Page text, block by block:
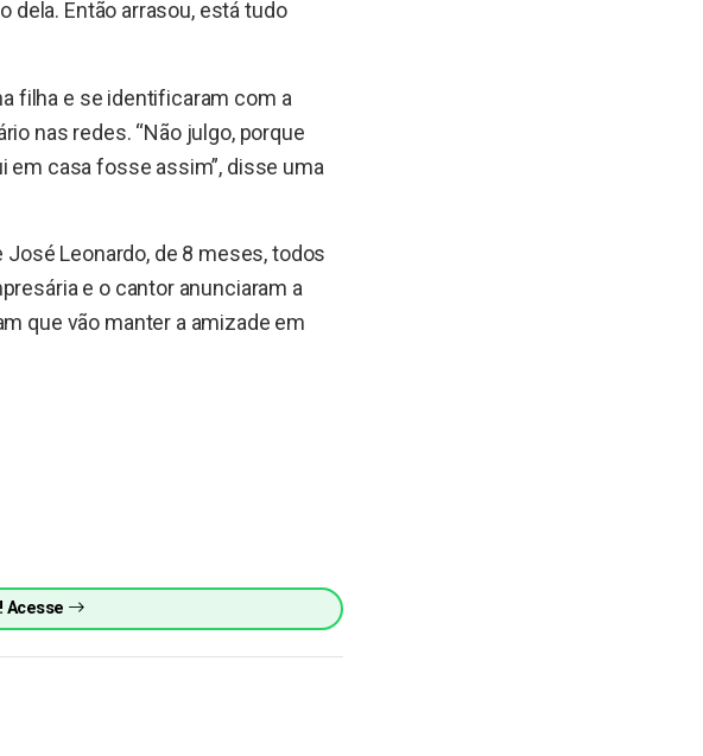
dela. Então arrasou, está tudo
filha e se identificaram com a
nas redes. “Não julgo, porque
em casa fosse assim”, disse uma
José Leonardo, de 8 meses, todos
e o cantor anunciaram a
que vão manter a amizade em
Acesse